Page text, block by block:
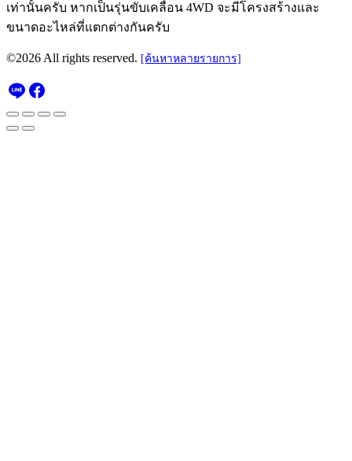
เท่านั้นครับ หากเป็นรุ่นขับเคลื่อน 4WD จะมีโครงสร้างและ
ขนาดอะไหล่ที่แตกต่างกันครับ
©2026 All rights reserved. [ค้นหาหลายรายการ]